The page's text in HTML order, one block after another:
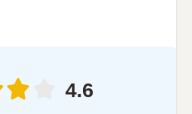
4.6